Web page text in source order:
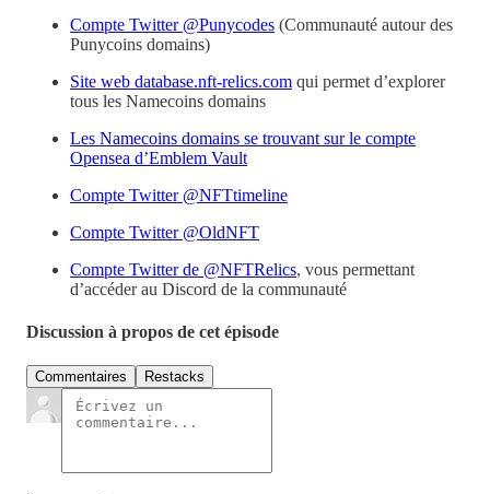
Compte Twitter @Punycodes (Communauté autour des
Punycoins domains)
Site web database.nft-relics.com qui permet d’explorer
tous les Namecoins domains
Les Namecoins domains se trouvant sur le compte
Opensea d’Emblem Vault
Compte Twitter @NFTtimeline
Compte Twitter @OldNFT
Compte Twitter de @NFTRelics, vous permettant
d’accéder au Discord de la communauté
Discussion à propos de cet épisode
Commentaires Restacks